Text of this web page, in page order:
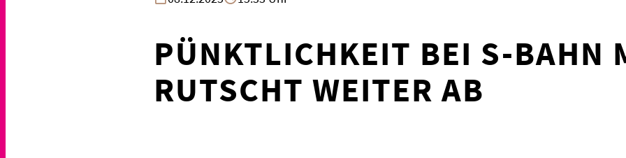
PÜNKTLICHKEIT BEI S-BAHN
RUTSCHT WEITER AB